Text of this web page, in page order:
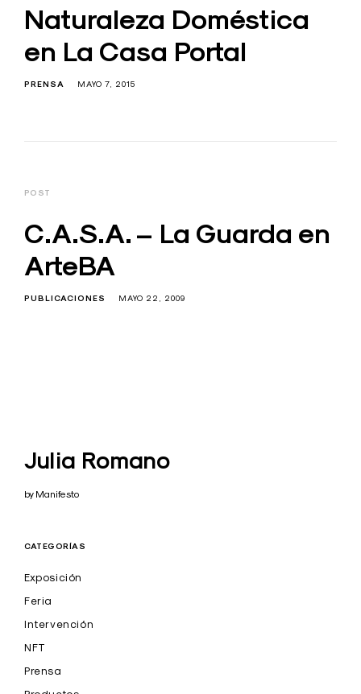
Naturaleza Doméstica
en La Casa Portal
PRENSA MAYO 7, 2015
POST
C.A.S.A. – La Guarda en
ArteBA
PUBLICACIONES MAYO 22, 2009
Julia Romano
by Manifesto
CATEGORÍAS
Exposición
Feria
Intervención
NFT
Prensa